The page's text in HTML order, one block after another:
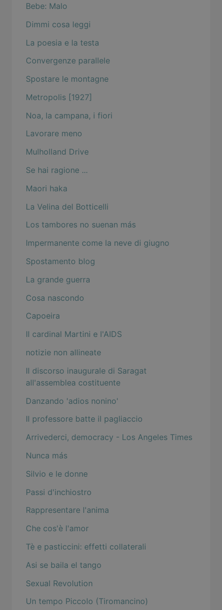
Bebe: Malo
Dimmi cosa leggi
La poesia e la testa
Convergenze parallele
Spostare le montagne
Metropolis [1927]
Noa, la campana, i fiori
Lavorare meno
Mulholland Drive
Se hai ragione ...
Maori haka
La Velina del Botticelli
Los tambores no suenan más
Impermanente come la neve di giugno
Spostamento blog
La grande guerra
Cosa nascondo
Capoeira
Il cardinal Martini e l'AIDS
notizie non allineate
Il discorso inaugurale di Saragat
all'assemblea costituente
Danzando 'adios nonino'
Il professore batte il pagliaccio
Arrivederci, democracy - Los Angeles Times
Nunca más
Silvio e le donne
Passi d'inchiostro
Rappresentare l'anima
Che cos'è l'amor
Tè e pasticcini: effetti collaterali
Asi se baila el tango
Sexual Revolution
Un tempo Piccolo (Tiromancino)